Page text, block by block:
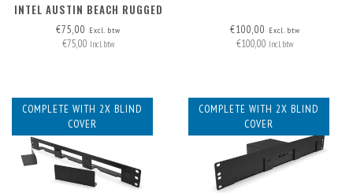
INTEL AUSTIN BEACH RUGGED
CHASSIS
€75,00 Excl. btw
€75,00 Incl. btw
€100,00 Excl. btw
€100,00 Incl. btw
COMPLETE WITH 2X BLIND
COVER
COMPLETE WITH 2X BLIND
COVER